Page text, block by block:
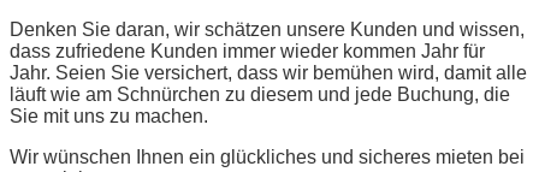
Denken Sie daran, wir schätzen unsere Kunden und wissen,
dass zufriedene Kunden immer wieder kommen Jahr für
Jahr. Seien Sie versichert, dass wir bemühen wird, damit alle
läuft wie am Schnürchen zu diesem und jede Buchung, die
Sie mit uns zu machen.
Wir wünschen Ihnen ein glückliches und sicheres mieten bei